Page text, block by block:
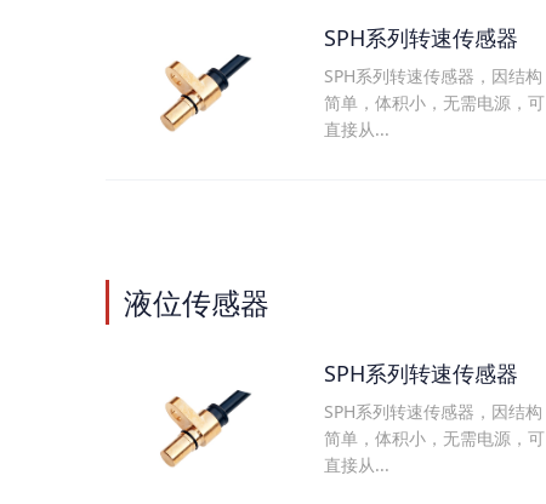
SPH系列转速传感器
SPH系列转速传感器，因结构
简单，体积小，无需电源，可
直接从...
液位传感器
SPH系列转速传感器
SPH系列转速传感器，因结构
简单，体积小，无需电源，可
直接从...